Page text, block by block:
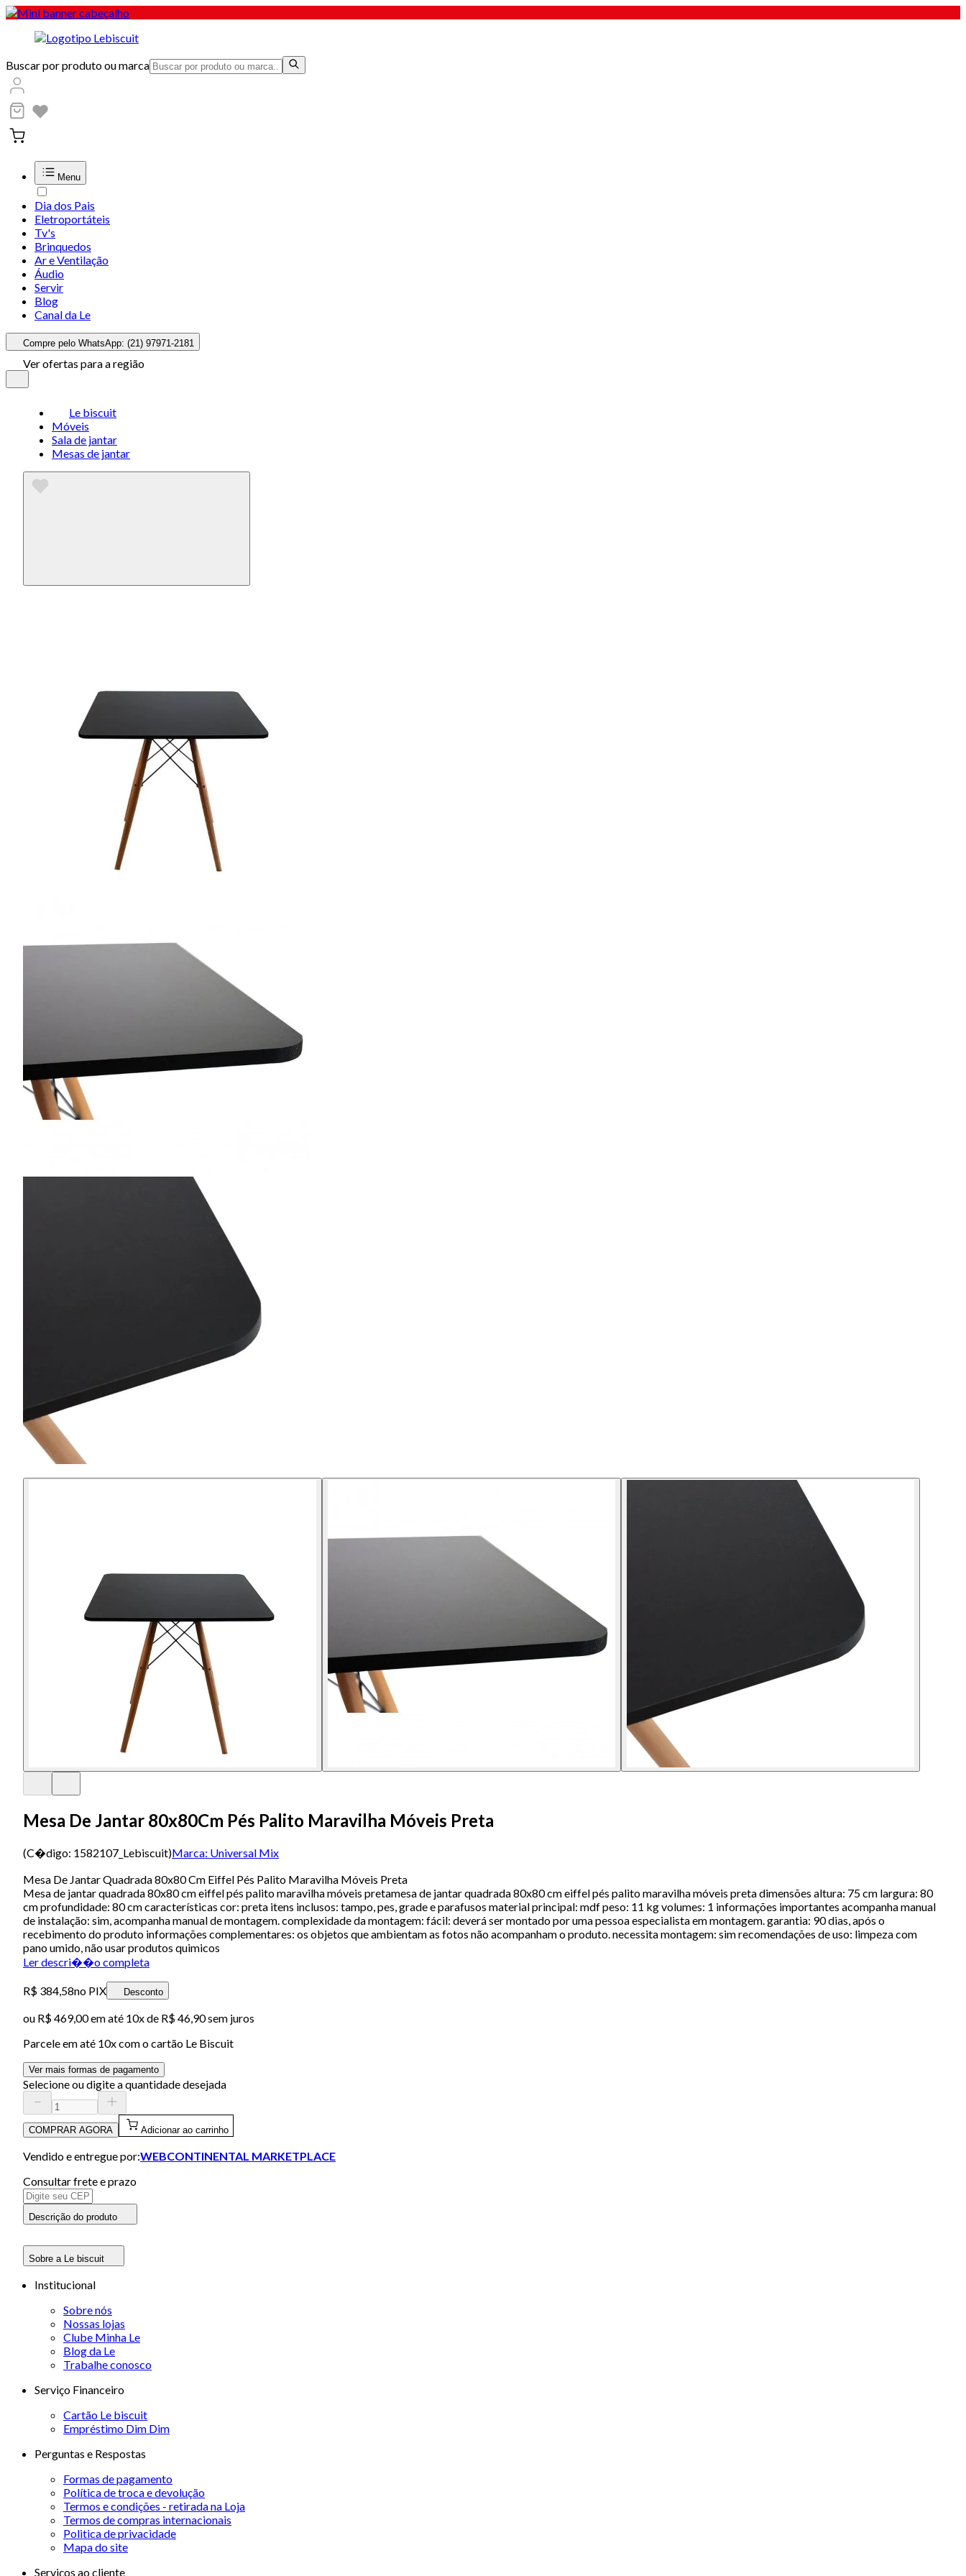
Buscar por produto ou marca
Menu
Dia dos Pais
Eletroportáteis
Tv's
Brinquedos
Ar e Ventilação
Áudio
Servir
Blog
Canal da Le
Compre pelo WhatsApp: (21) 97971-2181
Ver ofertas para a região
Le biscuit
Móveis
Sala de jantar
Mesas de jantar
Mesa De Jantar 80x80Cm Pés Palito Maravilha Móveis Preta
(C�digo: 1582107_Lebiscuit)Marca: Universal Mix
Mesa De Jantar Quadrada 80x80 Cm Eiffel Pés Palito Maravilha Móveis Preta
Mesa de jantar quadrada 80x80 cm eiffel pés palito maravilha móveis pretamesa de jantar quadrada 80x80 cm eiffel pés palito maravilha móveis preta dimensões altura: 75 cm largura: 80
cm profundidade: 80 cm características cor: preta itens inclusos: tampo, pes, grade e parafusos material principal: mdf peso: 11 kg volumes: 1 informações importantes acompanha manual
de instalação: sim, acompanha manual de montagem. complexidade da montagem: fácil: deverá ser montado por uma pessoa especialista em montagem. garantia: 90 dias, após o
recebimento do produto informações complementares: os objetos que ambientam as fotos não acompanham o produto. necessita montagem: sim recomendações de uso: limpeza com
pano umido, não usar produtos quimicos
Ler descri��o completa
R$ 384,58no PIX Desconto
ou R$ 469,00em até 10x de R$ 46,90 sem juros
Parcele em até 10x com o cartão Le Biscuit
Ver mais formas de pagamento
Selecione ou digite a quantidade desejada
COMPRAR AGORA Adicionar ao carrinho
Vendido e entregue por:WEBCONTINENTAL MARKETPLACE
Consultar frete e prazo
Descrição do produto
Sobre a Le biscuit
Institucional
Sobre nós
Nossas lojas
Clube Minha Le
Blog da Le
Trabalhe conosco
Serviço Financeiro
Cartão Le biscuit
Empréstimo Dim Dim
Perguntas e Respostas
Formas de pagamento
Política de troca e devolução
Termos e condições - retirada na Loja
Termos de compras internacionais
Politica de privacidade
Mapa do site
Serviços ao cliente